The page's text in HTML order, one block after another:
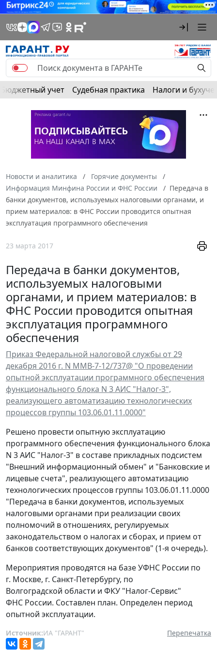
Бюджетный учет Судебная практика Налоги и
Новости и аналитика
Горячие документы
Информация Минфина России и ФНС России
Передача в
банки документов, используемых налоговыми органами, и
прием материалов: в ФНС России проводится опытная
эксплуатация программного обеспечения
23 марта 2017
Передача в банки документов,
используемых налоговыми
органами, и прием материалов: в
ФНС России проводится опытная
эксплуатация программного
обеспечения
Приказ Федеральной налоговой службы от 29
декабря 2016 г. N ММВ-7-12/737@ "О проведении
опытной эксплуатации программного обеспечения
функционального блока N 3 АИС "Налог-3",
реализующего автоматизацию технологических
процессов группы 103.06.01.11.0000"
Решено провести опытную эксплуатацию
программного обеспечения функционального блока
N 3 АИС "Налог-3" в составе прикладных подсистем
"Внешний информационный обмен" и "Банковские и
лицевые счета", реализующего автоматизацию
технологических процессов группы 103.06.01.11.0000
"Передача в банки документов, используемых
налоговыми органами при реализации своих
полномочий в отношениях, регулируемых
законодательством о налогах и сборах, и прием от
банков соответствующих документов" (1-я очередь).
Мероприятия проводятся на базе УФНС России по
г. Москве, г. Санкт-Петербургу, по
Волгоградской области и ФКУ "Налог-Сервис"
ФНС России. Составлен план. Определен период
опытной эксплуатации.
Источник:ИА "ГАРАНТ" Перепечатка